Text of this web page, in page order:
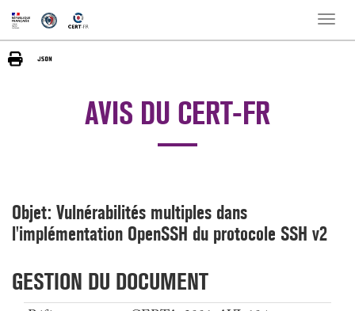
Toggle
AVIS DU CERT-FR
Objet: Vulnérabilités multiples dans
l'implémentation OpenSSH du protocole SSH v2
GESTION DU DOCUMENT